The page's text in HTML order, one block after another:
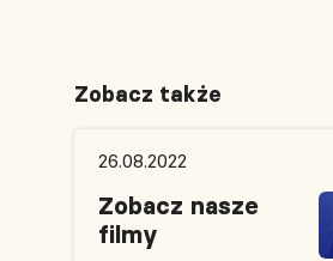
Zobacz także
26.08.2022
Zobacz nasze
filmy